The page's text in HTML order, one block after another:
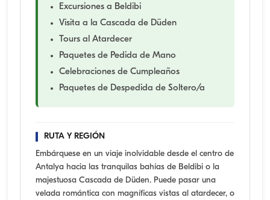
Excursiones a Beldibi
Visita a la Cascada de Düden
Tours al Atardecer
Paquetes de Pedida de Mano
Celebraciones de Cumpleaños
Paquetes de Despedida de Soltero/a
RUTA Y REGIÓN
Embárquese en un viaje inolvidable desde el centro de
Antalya hacia las tranquilas bahías de Beldibi o la
majestuosa Cascada de Düden. Puede pasar una
velada romántica con magníficas vistas al atardecer, o